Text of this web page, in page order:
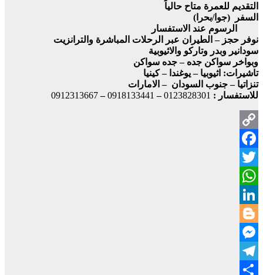
التقديم للعمرة متاح حالياً
السفر (جوا/بحرا)
الرسوم عند الاستفسار
نوفر حجز – الطيران عبر الرحلات المباشرة والترانزيت
سودانير وبدر وتاركو والاثيوبية
وبواخر سواكن جده – جده سواكن
تاشيرات: اثيوبيا – يوغندا – كينيا
تنزاتيا – جنوب السودان – الامارات
للاستفسار : 0123828301
–
0918133441
–
0912313667
Copy
Link
Facebook
Twitter
WhatsApp
LinkedIn
Blogger
Messenger
Telegram